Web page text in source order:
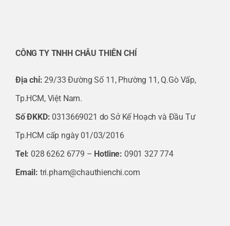
CÔNG TY TNHH CHÂU THIÊN CHÍ
Địa chỉ: 29/33 Đường Số 11, Phường 11, Q.Gò Vấp,
Tp.HCM, Việt Nam.
Số ĐKKD: 0313669021 do Sở Kế Hoạch và Đầu Tư
Tp.HCM cấp ngày 01/03/2016
Tel: 028 6262 6779 – Hotline: 0901 327 774
Email: tri.pham@chauthienchi.com